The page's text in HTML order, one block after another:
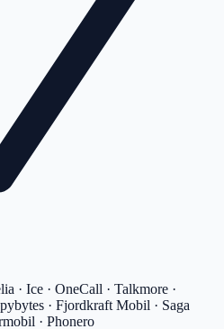
· Ice · OneCall · Talkmore ·
· Fjordkraft Mobil · Saga
· Phonero